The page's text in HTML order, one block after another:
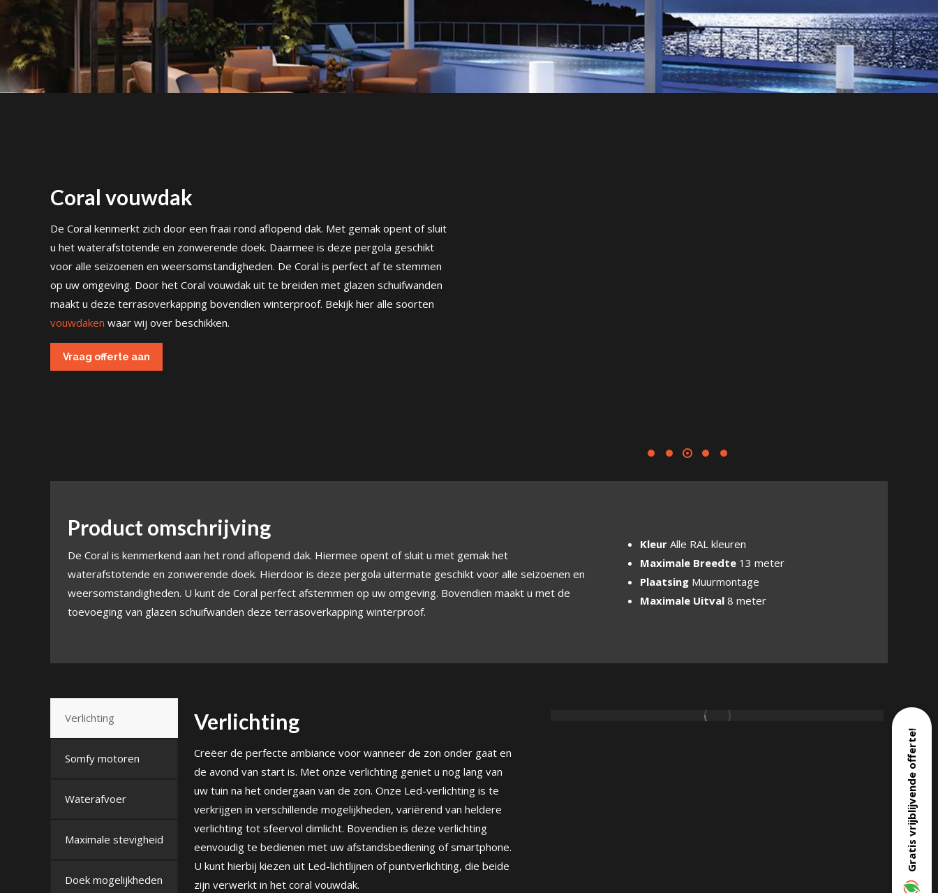
Coral vouwdak
De Coral kenmerkt zich door een fraai rond aflopend dak. Met gemak opent of sluit
u het waterafstotende en zonwerende doek. Daarmee is deze pergola geschikt
voor alle seizoenen en weersomstandigheden. De Coral is perfect af te stemmen
op uw omgeving. Door het Coral vouwdak uit te breiden met glazen schuifwanden
maakt u deze terrasoverkapping bovendien winterproof. Bekijk hier alle soorten
vouwdaken waar wij over beschikken.
Vraag offerte aan
Product omschrijving
De Coral is kenmerkend aan het rond aflopend dak. Hiermee opent of sluit u met gemak het
waterafstotende en zonwerende doek. Hierdoor is deze pergola uitermate geschikt voor alle seizoenen en
weersomstandigheden. U kunt de Coral perfect afstemmen op uw omgeving. Bovendien maakt u met de
toevoeging van glazen schuifwanden deze terrasoverkapping winterproof.
Kleur Alle RAL kleuren
Maximale Breedte 13 meter
Plaatsing Muurmontage
Maximale Uitval 8 meter
Verlichting
Somfy motoren
Waterafvoer
Maximale stevigheid
Doek mogelijkheden
Verlichting
Creëer de perfecte ambiance voor wanneer de zon onder gaat en
de avond van start is. Met onze verlichting geniet u nog lang van
uw tuin na het ondergaan van de zon. Onze Led-verlichting is te
verkrijgen in verschillende mogelijkheden, variërend van heldere
verlichting tot sfeervol dimlicht. Bovendien is deze verlichting
eenvoudig te bedienen met uw afstandsbediening of smartphone.
U kunt hierbij kiezen uit Led-lichtlijnen of puntverlichting, die beide
zijn verwerkt in het coral vouwdak.
Gratis vrijblijvende offerte!